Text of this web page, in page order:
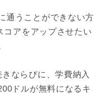
通うことができない方
コアをアップさせたい
ならびに、学費納入
ドルが無料になるキ